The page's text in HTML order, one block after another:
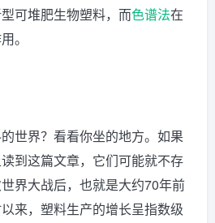
可堆肥生物塑料，而色谱法在
。
世界？看看你坐的地方。如果
到这篇文章，它们可能就不存
界大战后，也就是大约70年前
来，塑料生产的增长呈指数级